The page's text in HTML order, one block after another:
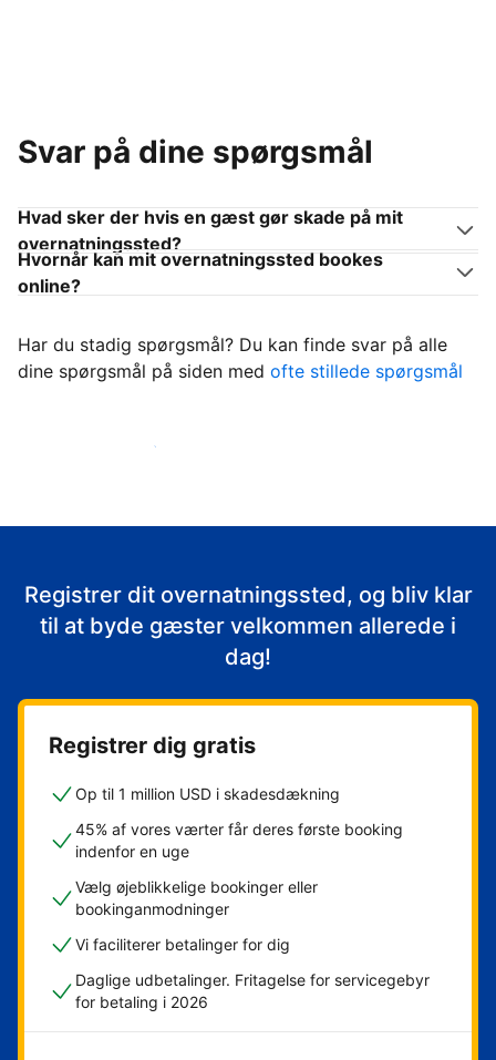
Svar på dine spørgsmål
Hvad sker der hvis en gæst gør skade på mit
overnatningssted?
Hvornår kan mit overnatningssted bookes
online?
Har du stadig spørgsmål? Du kan finde svar på alle
dine spørgsmål på siden med ofte stillede spørgsmål
Begynd at tage imod gæster
Registrer dit overnatningssted, og bliv klar
til at byde gæster velkommen allerede i
dag!
Registrer dig gratis
Op til 1 million USD i skadesdækning
45% af vores værter får deres første booking
indenfor en uge
Vælg øjeblikkelige bookinger eller
bookinganmodninger
Vi faciliterer betalinger for dig
Daglige udbetalinger. Fritagelse for servicegebyr
for betaling i 2026